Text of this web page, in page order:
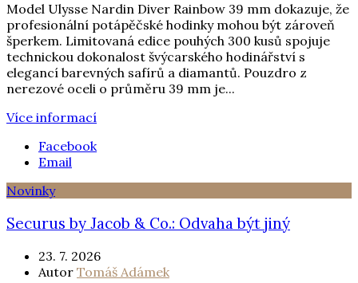
Model Ulysse Nardin Diver Rainbow 39 mm dokazuje, že
profesionální potápěčské hodinky mohou být zároveň
šperkem. Limitovaná edice pouhých 300 kusů spojuje
technickou dokonalost švýcarského hodinářství s
elegancí barevných safírů a diamantů. Pouzdro z
nerezové oceli o průměru 39 mm je...
Více informací
Facebook
Email
Novinky
Securus by Jacob & Co.: Odvaha být jiný
23. 7. 2026
Autor Tomáš Adámek